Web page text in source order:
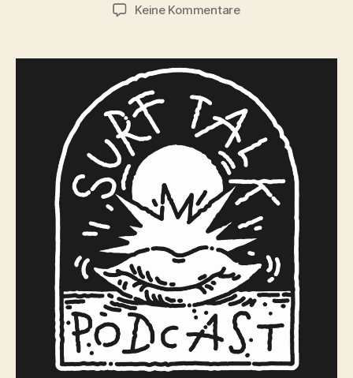
Keine Kommentarezu
&
letzte
Chance
–
Größter
Deutscher
Surf-
Contest
ADH
Open
im
Wellenreiten
2024